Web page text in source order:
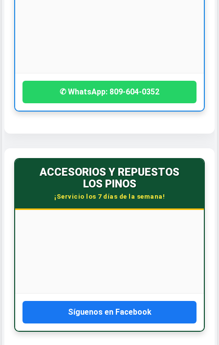
✆ WhatsApp: 809-604-0352
ACCESORIOS Y REPUESTOS
LOS PINOS
¡Servicio los 7 días de la semana!
Síguenos en Facebook